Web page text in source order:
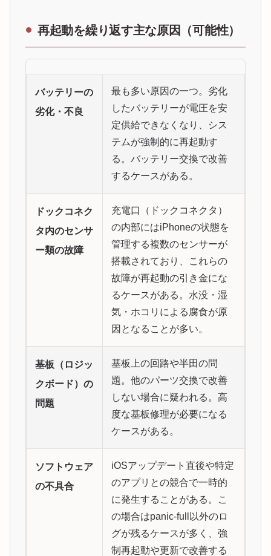
再起動を繰り返す主な原因（可能性）
バッテリーの
劣化・不良
最も多い原因の一つ。劣化
したバッテリーが電圧を安
定供給できなくなり、シス
テムが強制的に再起動す
る。バッテリー交換で改善
するケースがある。
ドックコネク
タ内のセンサ
ー類の故障
充電口（ドックコネクタ）
の内部にはiPhoneの状態を
管理する複数のセンサーが
搭載されており、これらの
故障が再起動の引き金にな
るケースがある。水没・湿
気・ホコリによる腐食が原
因となることが多い。
基板（ロジッ
クボード）の
問題
基板上の回路や半田の問
題。他のパーツ交換で改善
しない場合に疑われる。高
度な基板修理が必要になる
ケースがある。
ソフトウェア
の不具合
iOSアップデート直後や特定
のアプリとの競合で一時的
に発生することがある。こ
の場合はpanic-full以外のロ
グが残るケースが多く、強
制再起動や更新で改善する